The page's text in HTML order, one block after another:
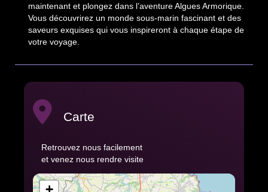
maintenant et plongez dans l’aventure Algues Armorique.
Vous découvrirez un monde sous-marin fascinant et des
saveurs exquises qui vous inspireront à chaque étape de
votre voyage.
Carte
Retrouvez nous facilement
et venez nous rendre visite